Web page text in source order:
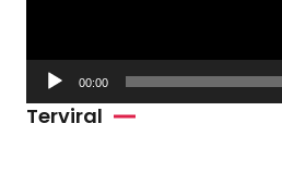
d
00:00
Terviral